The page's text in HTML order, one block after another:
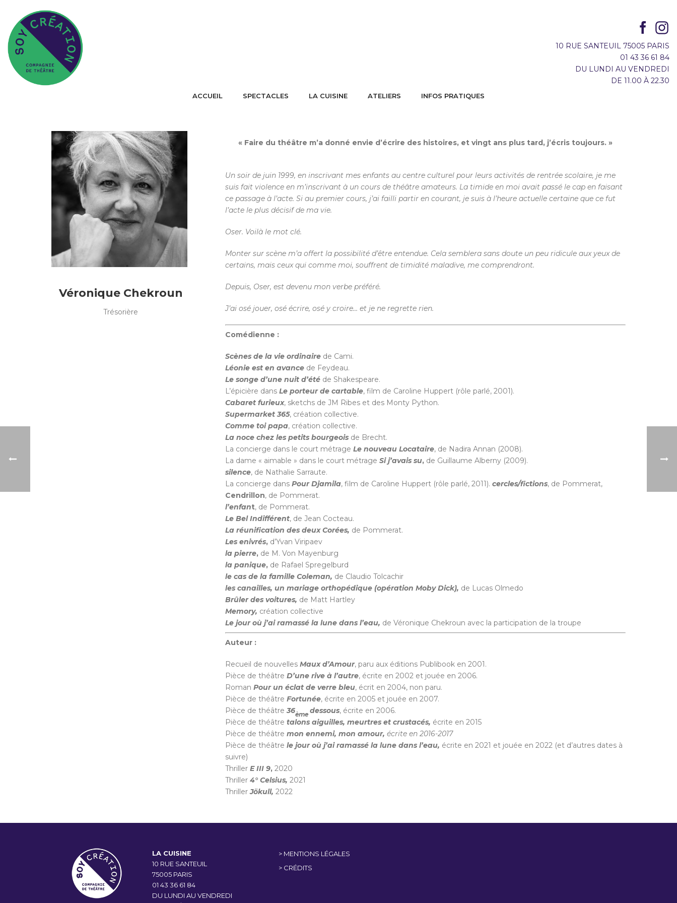
10 RUE SANTEUIL 75005 PARIS
01 43 36 61 84
DU LUNDI AU VENDREDI
DE 11.00 À 22.30
ACCUEIL SPECTACLES LA CUISINE ATELIERS INFOS PRATIQUES
Véronique Chekroun
Trésorière
« Faire du théâtre m’a donné envie d’écrire des histoires, et vingt ans plus tard, j’écris toujours. »
Un soir de juin 1999, en inscrivant mes enfants au centre culturel pour leurs activités de rentrée scolaire, je me
suis fait violence en m’inscrivant à un cours de théâtre amateurs. La timide en moi avait passé le cap en faisant
ce passage à l’acte. Si au premier cours, j’ai failli partir en courant, je suis à l’heure actuelle certaine que ce fut
l’acte le plus décisif de ma vie.
Oser. Voilà le mot clé.
Monter sur scène m’a offert la possibilité d’être entendue. Cela semblera sans doute un peu ridicule aux yeux de
certains, mais ceux qui comme moi, souffrent de timidité maladive, me comprendront.
Depuis, Oser, est devenu mon verbe préféré.
J’ai osé jouer, osé écrire, osé y croire… et je ne regrette rien.
Comédienne :
Scènes de la vie ordinaire de Cami.
Léonie est en avance de Feydeau.
Le songe d’une nuit d’été de Shakespeare.
L’épicière dans Le porteur de cartable, film de Caroline Huppert (rôle parlé, 2001).
Cabaret furieux, sketchs de JM Ribes et des Monty Python.
Supermarket 365, création collective.
Comme toi papa, création collective.
La noce chez les petits bourgeois de Brecht.
La concierge dans le court métrage Le nouveau Locataire, de Nadira Annan (2008).
La dame « aimable » dans le court métrage Si j’avais su, de Guillaume Alberny (2009).
silence, de Nathalie Sarraute.
La concierge dans Pour Djamila, film de Caroline Huppert (rôle parlé, 2011). cercles/fictions, de Pommerat,
Cendrillon, de Pommerat.
l’enfant, de Pommerat.
Le Bel Indifférent, de Jean Cocteau.
La réunification des deux Corées, de Pommerat.
Les enivrés, d’Yvan Viripaev
la pierre, de M. Von Mayenburg
la panique, de Rafael Spregelburd
le cas de la famille Coleman, de Claudio Tolcachir
les canailles, un mariage orthopédique (opération Moby Dick), de Lucas Olmedo
Brûler des voitures, de Matt Hartley
Memory, création collective
Le jour où j’ai ramassé la lune dans l’eau, de Véronique Chekroun avec la participation de la troupe
Auteur :
Recueil de nouvelles Maux d’Amour, paru aux éditions Publibook en 2001.
Pièce de théâtre D’une rive à l’autre, écrite en 2002 et jouée en 2006.
Roman Pour un éclat de verre bleu, écrit en 2004, non paru.
Pièce de théâtre Fortunée, écrite en 2005 et jouée en 2007.
Pièce de théâtre36ème dessous, écrite en 2006.
Pièce de théâtre talons aiguilles, meurtres et crustacés, écrite en 2015
Pièce de théâtre mon ennemi, mon amour, écrite en 2016-2017
Pièce de théâtre le jour où j’ai ramassé la lune dans l’eau, écrite en 2021 et jouée en 2022 (et d’autres dates à
suivre)
Thriller E III 9, 2020
Thriller 4° Celsius, 2021
ThrillerJökull, 2022
LA CUISINE
10 RUE SANTEUIL
75005 PARIS
01 43 36 61 84
DU LUNDI AU VENDREDI
> MENTIONS LÉGALES
> CRÉDITS